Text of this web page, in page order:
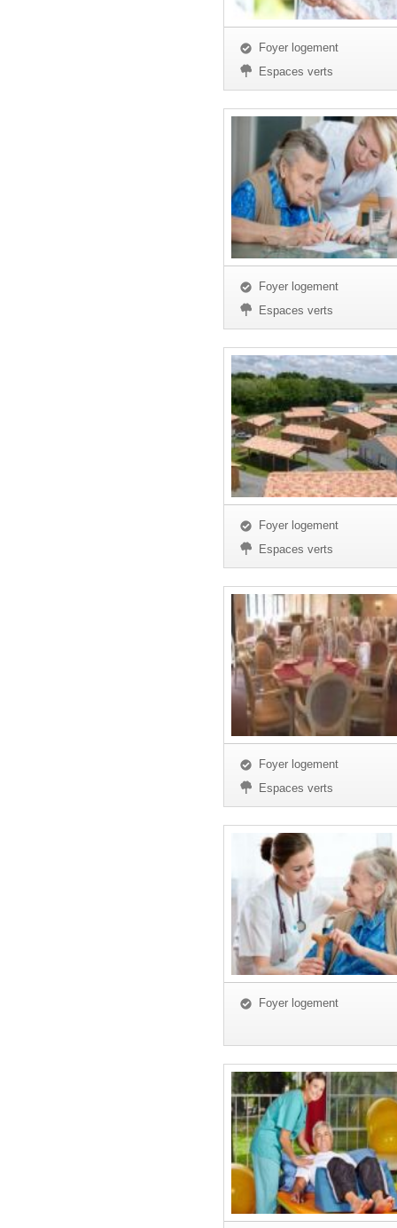
Foyer logement
Espaces verts
Foyer logement
Espaces verts
Foyer logement
Espaces verts
Foyer logement
Espaces verts
Foyer logement